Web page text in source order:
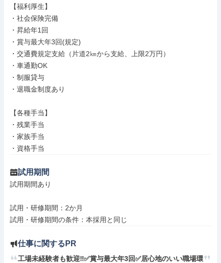
【福利厚生】
・社会保険完備
・昇給年1回
・賞与最大年3回(規定)
・交通費規定支給（片道2㎞から支給、上限2万円）
・車通勤OK
・制服貸与
・退職金制度あり
【各種手当】
・残業手当
・家族手当
・資格手当
試用期間
試用期間あり
試用・研修期間：2か月
仕事に関するPR
工場未経験者も歓迎‼✅賞与最大年3回✅居心地のいい職場環